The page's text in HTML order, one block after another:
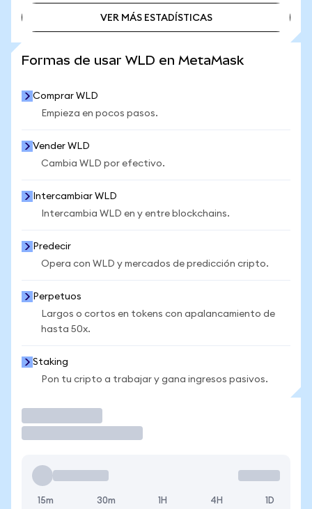
VER MÁS ESTADÍSTICAS
Formas de usar WLD en MetaMask
Comprar WLD
Empieza en pocos pasos.
Vender WLD
Cambia WLD por efectivo.
Intercambiar WLD
Intercambia WLD en y entre blockchains.
Predecir
Opera con WLD y mercados de predicción cripto.
Perpetuos
Largos o cortos en tokens con apalancamiento de
hasta 50x.
Staking
Pon tu cripto a trabajar y gana ingresos pasivos.
15m 30m 1H 4H 1D